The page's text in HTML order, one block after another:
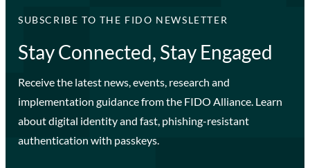
SUBSCRIBE TO THE FIDO NEWSLETTER
Stay Connected, Stay Engaged
Receive the latest news, events, research and
implementation guidance from the FIDO Alliance. Learn
about digital identity and fast, phishing-resistant
authentication with passkeys.